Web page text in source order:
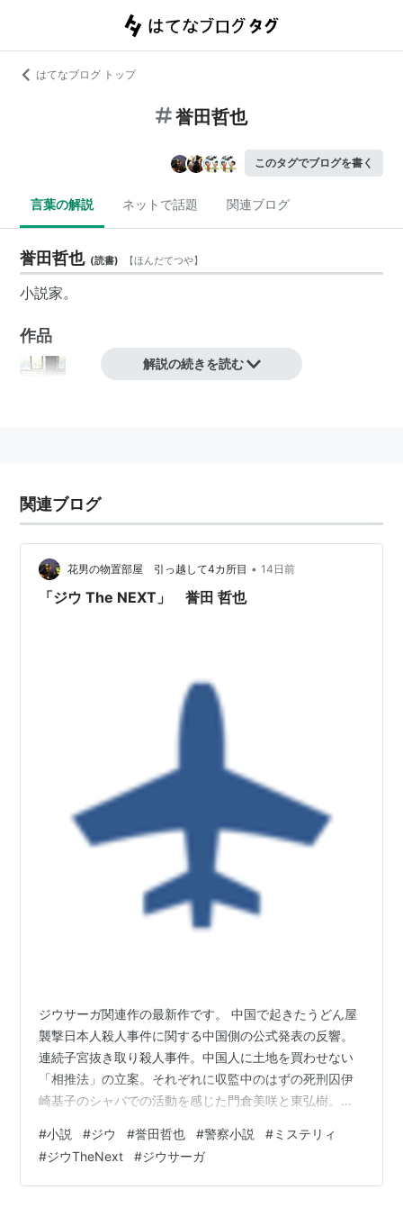
はてなブログ トップ
誉田哲也
このタグでブログを書く
言葉の解説 ネットで話題 関連ブログ
誉田哲也 (読書) 【ほんだてつや】
小説家。
作品
解説の続きを読む
関連ブログ
花男の物置部屋 引っ越して4カ所目 • 14日前
「ジウ The NEXT」 誉田 哲也
ジウサーガ関連作の最新作です。 中国で起きたうどん屋
襲撃日本人殺人事件に関する中国側の公式発表の反響。
連続子宮抜き取り殺人事件。中国人に土地を買わせない
「相推法」の立案。それぞれに収監中のはずの死刑囚伊
崎基子のシャバでの活動を感じた門倉美咲と東弘樹。そ
NWOと基子に因縁を持つテン。今日本は有事であ
る・・・そんなですか？ マグマの様にぐつぐつと煮えた
ぎる状況を緻密に描いた先につながるシリーズ中間作と
#小説 #ジウ #誉田哲也 #警察小説 #ミステリィ
#ジウTheNext #ジウサーガ